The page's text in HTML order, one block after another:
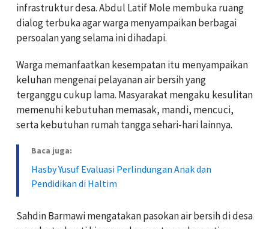
infrastruktur desa. Abdul Latif Mole membuka ruang
dialog terbuka agar warga menyampaikan berbagai
persoalan yang selama ini dihadapi.
Warga memanfaatkan kesempatan itu menyampaikan
keluhan mengenai pelayanan air bersih yang
terganggu cukup lama. Masyarakat mengaku kesulitan
memenuhi kebutuhan memasak, mandi, mencuci,
serta kebutuhan rumah tangga sehari-hari lainnya.
Baca juga:
Hasby Yusuf Evaluasi Perlindungan Anak dan
Pendidikan di Haltim
Sahdin Barmawi mengatakan pasokan air bersih di desa